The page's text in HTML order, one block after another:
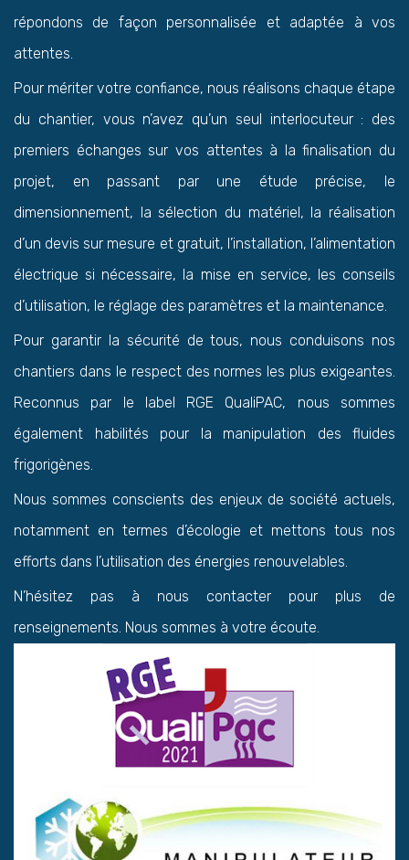
répondons de façon personnalisée et adaptée à vos
attentes.
Pour mériter votre confiance, nous réalisons chaque étape
du chantier, vous n’avez qu’un seul interlocuteur : des
premiers échanges sur vos attentes à la finalisation du
projet, en passant par une étude précise, le
dimensionnement, la sélection du matériel, la réalisation
d’un devis sur mesure et gratuit, l’installation, l’alimentation
électrique si nécessaire, la mise en service, les conseils
d’utilisation, le réglage des paramètres et la maintenance.
Pour garantir la sécurité de tous, nous conduisons nos
chantiers dans le respect des normes les plus exigeantes.
Reconnus par le label RGE QualiPAC, nous sommes
également habilités pour la manipulation des fluides
frigorigènes.
Nous sommes conscients des enjeux de société actuels,
notamment en termes d’écologie et mettons tous nos
efforts dans l’utilisation des énergies renouvelables.
N’hésitez pas à nous contacter pour plus de
renseignements. Nous sommes à votre écoute.